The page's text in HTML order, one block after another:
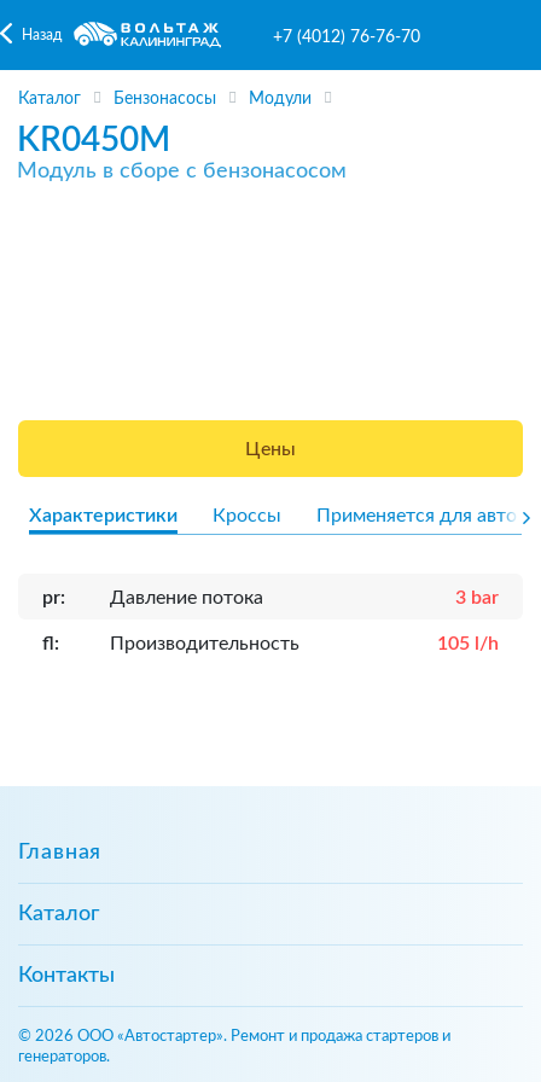
Назад +7 (4012) 76-76-70
Каталог Бензонасосы Модули
KR0450M
Модуль в сборе с бензонасосом
Цены
Характеристики Кроссы Применяется для авто
pr: Давление потока 3 bar
fl: Производительность 105 l/h
Главная
Каталог
Контакты
© 2026 ООО «Автостартер». Ремонт и продажа стартеров и
генераторов.